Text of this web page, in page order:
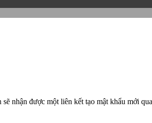
nhận được một liên kết tạo mật khẩu mới